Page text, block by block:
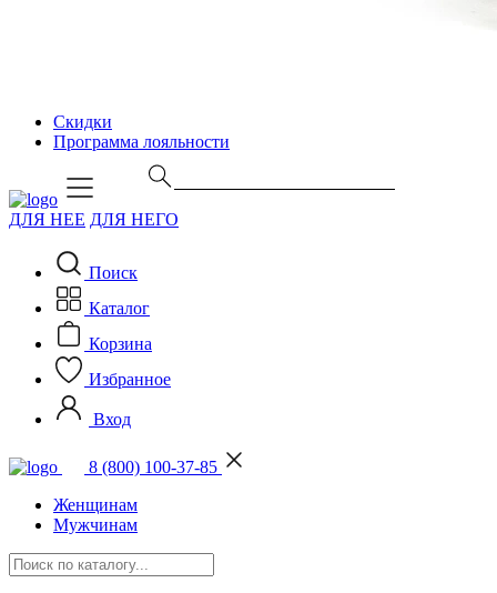
Скидки
Программа лояльности
ДЛЯ НЕЕ ДЛЯ НЕГО
Поиск
Каталог
Корзина
Избранное
Вход
8 (800) 100-37-85
Женщинам
Мужчинам